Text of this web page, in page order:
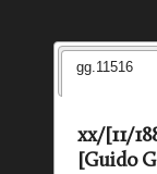
gg.11516
xx/[11/
[Guido